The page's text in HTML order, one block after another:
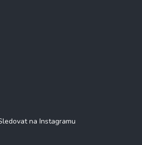
na Instagramu